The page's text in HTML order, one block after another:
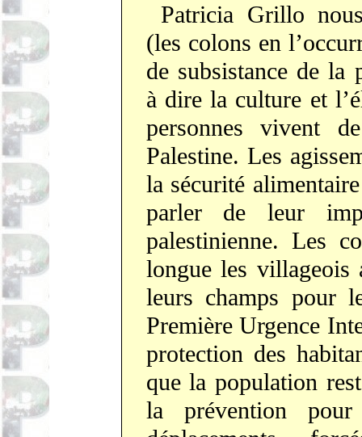
Patricia Grillo
(les colons en
de subsistance de la
à dire la culture et
personnes vivent
Palestine. Les
la sécurité
parler de leur
palestinienne. Les
longue les villageois
leurs champs pour
Première Urgence
protection des
que la population
la prévention